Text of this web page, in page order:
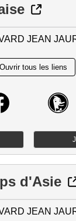
JEAN
d'Asie
JEAN